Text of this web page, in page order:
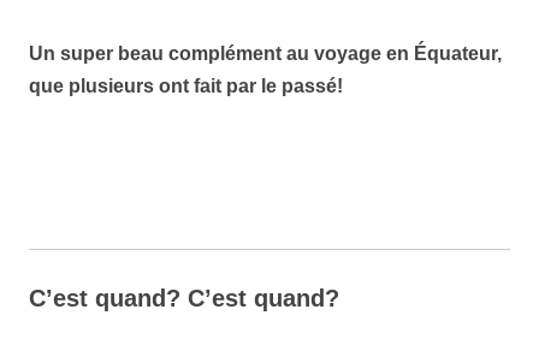
Un super beau complément au voyage en Équateur,
que plusieurs ont fait par le passé!
C’est quand? C’est quand?